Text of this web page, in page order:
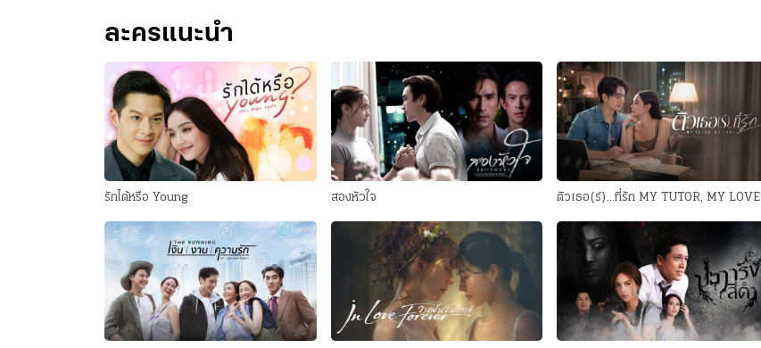
ละครแนะนำ
รักได้หรือ Young สองหัวใจ ติวเธอ(ร์)...ที่รัก MY TUTOR, MY LOVE